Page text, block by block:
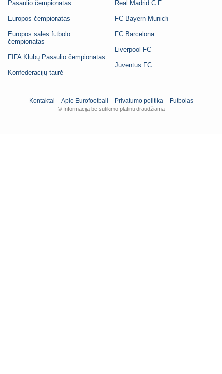
Pasaulio čempionatas
Europos čempionatas
Europos salės futbolo
čempionatas
FIFA Klubų Pasaulio čempionatas
Konfederacijų taurė
Real Madrid C.F.
FC Bayern Munich
FC Barcelona
Liverpool FC
Juventus FC
Kontaktai Apie Eurofootball Privatumo politika Futbolas
© Informaciją be sutikimo platinti draudžiama